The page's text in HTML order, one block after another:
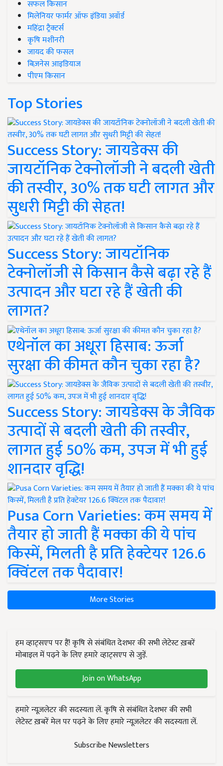
सफल किसान
मिलेनियर फार्मर ऑफ इंडिया अवॉर्ड
महिंद्रा ट्रैक्टर्स
कृषि मशीनरी
जायद की फसल
बिज़नेस आइडियाज
पीएम किसान
Top Stories
Success Story: जायडेक्स की
जायटॉनिक टेक्नोलॉजी ने बदली खेती
की तस्वीर, 30% तक घटी लागत और
सुधरी मिट्टी की सेहत!
Success Story: जायटॉनिक
टेक्नोलॉजी से किसान कैसे बढ़ा रहे हैं
उत्पादन और घटा रहे हैं खेती की
लागत?
एथेनॉल का अधूरा हिसाब: ऊर्जा
सुरक्षा की कीमत कौन चुका रहा है?
Success Story: जायडेक्स के जैविक
उत्पादों से बदली खेती की तस्वीर,
लागत हुई 50% कम, उपज में भी हुई
शानदार वृद्धि!
Pusa Corn Varieties: कम समय में
तैयार हो जाती हैं मक्का की ये पांच
किस्में, मिलती है प्रति हेक्टेयर 126.6
क्विंटल तक पैदावार!
More Stories
हम व्हाट्सएप पर हैं! कृषि से संबंधित देशभर की सभी लेटेस्ट ख़बरें
मोबाइल में पढ़ने के लिए हमारे व्हाट्सएप से जुड़ें.
Join on WhatsApp
हमारे न्यूज़लेटर की सदस्यता लें. कृषि से संबंधित देशभर की सभी
लेटेस्ट ख़बरें मेल पर पढ़ने के लिए हमारे न्यूज़लेटर की सदस्यता लें.
Subscribe Newsletters